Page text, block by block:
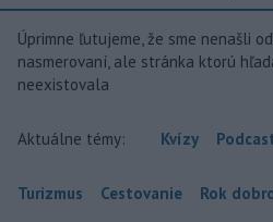
Úprimne ľutujeme, že sme nenašli
nasmerovaní, ale stránka ktorú
neexistovala
Aktuálne témy: Kvízy
Turizmus Cestovanie Rok